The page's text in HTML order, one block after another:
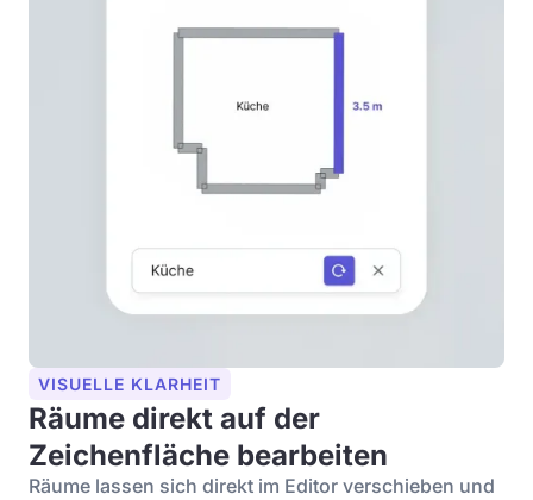
VISUELLE KLARHEIT
Räume direkt auf der
Zeichenfläche bearbeiten
Räume lassen sich direkt im Editor verschieben und